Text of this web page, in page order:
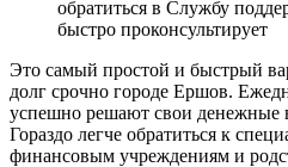
обратиться в Службу
быстро проконсультирует
Это самый простой и быстрый
долг срочно городе Ершов.
успешно решают свои денежные
Гораздо легче обратиться к
финансовым учреждениям и